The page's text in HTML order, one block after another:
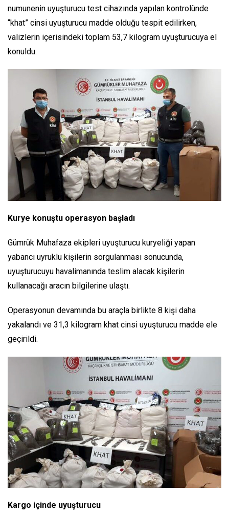
numunenin uyuşturucu test cihazında yapılan kontrolünde
“khat” cinsi uyuşturucu madde olduğu tespit edilirken,
valizlerin içerisindeki toplam 53,7 kilogram uyuşturucuya el
konuldu.
Kurye konuştu operasyon başladı
Gümrük Muhafaza ekipleri uyuşturucu kuryeliği yapan
yabancı uyruklu kişilerin sorgulanması sonucunda,
uyuşturucuyu havalimanında teslim alacak kişilerin
kullanacağı aracın bilgilerine ulaştı.
Operasyonun devamında bu araçla birlikte 8 kişi daha
yakalandı ve 31,3 kilogram khat cinsi uyuşturucu madde ele
geçirildi.
Kargo içinde uyuşturucu